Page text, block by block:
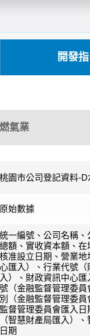
開發
氣業
桃園市公司登記資料-
原始數據
統一編號、公司名稱、
總額、實收資本額、在
核准設立日期、營業地
心匯入）、行業代號（
入）、財政資訊中心
號（金融監督管理委員
別（金融監督管理委
監督管理委員會匯入日
（智慧財產局匯入）
日期